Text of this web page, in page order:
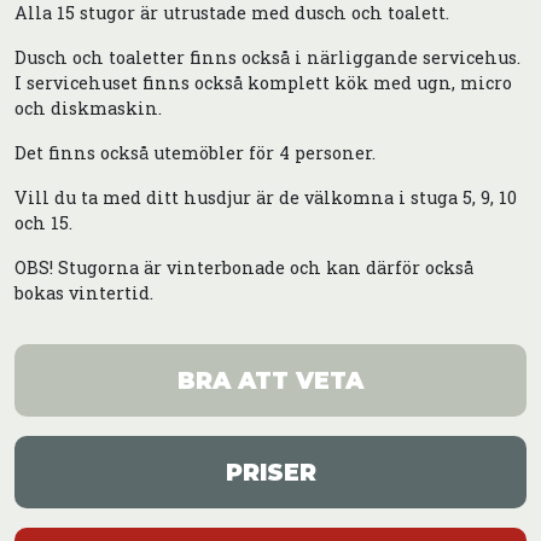
Alla 15 stugor är utrustade med dusch och toalett.
Dusch och toaletter finns också i närliggande servicehus.
I servicehuset finns också komplett kök med ugn, micro
och diskmaskin.
Det finns också utemöbler för 4 personer.
Vill du ta med ditt husdjur är de välkomna i stuga 5, 9, 10
och 15.
OBS! Stugorna är vinterbonade och kan därför också
bokas vintertid.
BRA ATT VETA
PRISER